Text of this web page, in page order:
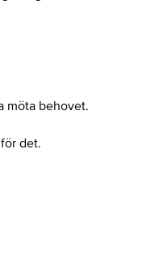
möta behovet.
det.